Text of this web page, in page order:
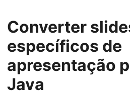
Converter
específicos de
apresentação
Java